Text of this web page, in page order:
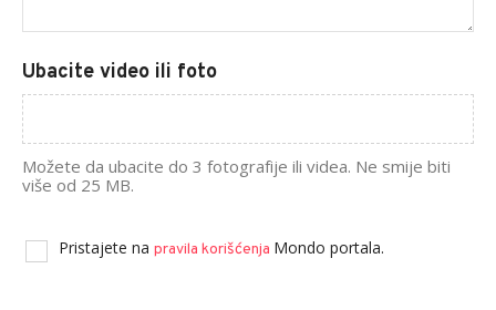
Ubacite video ili foto
Možete da ubacite do 3 fotografije ili videa. Ne smije biti
više od 25 MB.
Pristajete na pravila korišćenja Mondo portala.